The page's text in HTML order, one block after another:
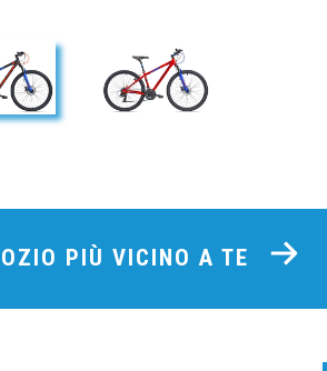
PIÙ VICINO A TE